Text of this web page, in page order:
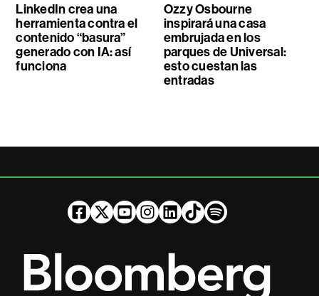
LinkedIn crea una
herramienta contra el
contenido “basura”
generado con IA: así
funciona
Ozzy Osbourne
inspirará una casa
embrujada en los
parques de Universal:
esto cuestan las
entradas